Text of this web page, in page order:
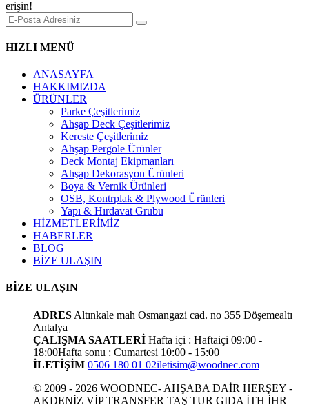
erişin!
HIZLI MENÜ
ANASAYFA
HAKKIMIZDA
ÜRÜNLER
Parke Çeşitlerimiz
Ahşap Deck Çeşitlerimiz
Kereste Çeşitlerimiz
Ahşap Pergole Ürünler
Deck Montaj Ekipmanları
Ahşap Dekorasyon Ürünleri
Boya & Vernik Ürünleri
OSB, Kontrplak & Plywood Ürünleri
Yapı & Hırdavat Grubu
HİZMETLERİMİZ
HABERLER
BLOG
BİZE ULAŞIN
BİZE ULAŞIN
ADRES Altınkale mah Osmangazi cad. no 355 Döşemealtı
Antalya
ÇALIŞMA SAATLERİ Hafta içi : Haftaiçi 09:00 -
18:00Hafta sonu : Cumartesi 10:00 - 15:00
İLETİŞİM 0506 180 01 02iletisim@woodnec.com
© 2009 - 2026 WOODNEC- AHŞABA DAİR HERŞEY -
AKDENİZ VİP TRANSFER TAŞ TUR GIDA İTH İHR